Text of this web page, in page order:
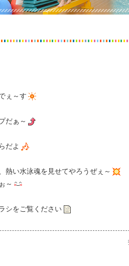
ぇ～す
だぁ～
だよ
熱い水泳魂を見せてやろうぜぇ～
～
シをご覧ください